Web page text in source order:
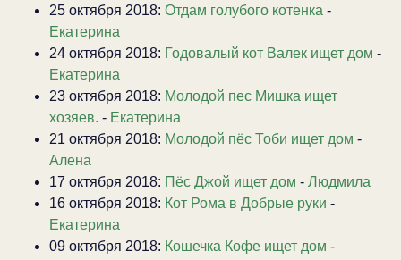
25 октября 2018: Отдам голубого котенка -
Екатерина
24 октября 2018: Годовалый кот Валек ищет дом -
Екатерина
23 октября 2018: Молодой пес Мишка ищет
хозяев. - Екатерина
21 октября 2018: Молодой пёс Тоби ищет дом -
Алена
17 октября 2018: Пёс Джой ищет дом - Людмила
16 октября 2018: Кот Рома в Добрые руки -
Екатерина
09 октября 2018: Кошечка Кофе ищет дом -